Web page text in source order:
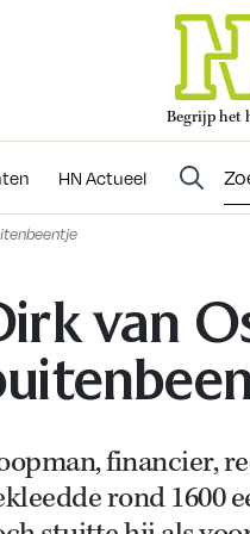
Begrijp het
HN Actueel
Evenementen
van
financier,
rond 1600